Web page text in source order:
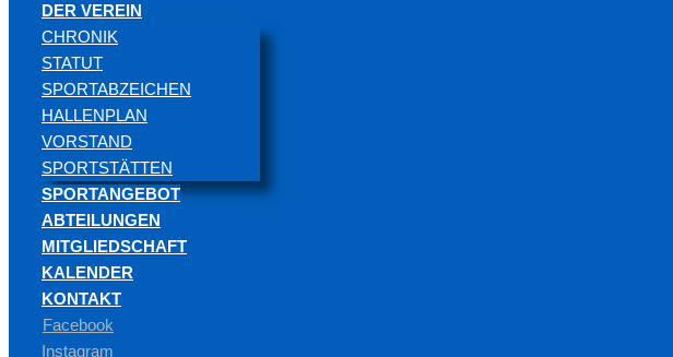
DER VEREIN
CHRONIK
STATUT
SPORTABZEICHEN
HALLENPLAN
VORSTAND
SPORTSTÄTTEN
SPORTANGEBOT
ABTEILUNGEN
MITGLIEDSCHAFT
KALENDER
KONTAKT
Facebook
Instagram